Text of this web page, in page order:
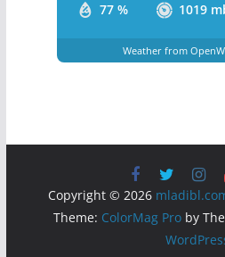
77 % 1019
Weather from
Copyright © 2026
Theme: ColorMag Proby